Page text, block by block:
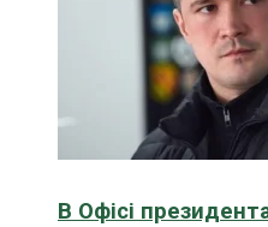
В Офісі